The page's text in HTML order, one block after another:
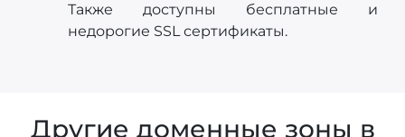
Также доступны бесплатные и
недорогие SSL сертификаты.
Другие доменные зоны в